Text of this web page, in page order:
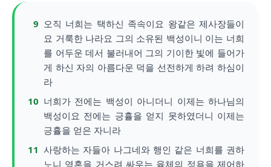
9 오직 너희는 택하신 족속이요 왕같은 제사장들이
요 거룩한 나라요 그의 소유된 백성이니 이는 너희
를 어두운 데서 불러내어 그의 기이한 빛에 들어가
게 하신 자의 아름다운 덕을 선전하게 하려 하심이
라
10 너희가 전에는 백성이 아니더니 이제는 하나님의
백성이요 전에는 긍휼을 얻지 못하였더니 이제는
긍휼을 얻은 자니라
11 사랑하는 자들아 나그네와 행인 같은 너희를 권하
노니 영혼을 거스려 싸우는 육체의 정욕을 제어하